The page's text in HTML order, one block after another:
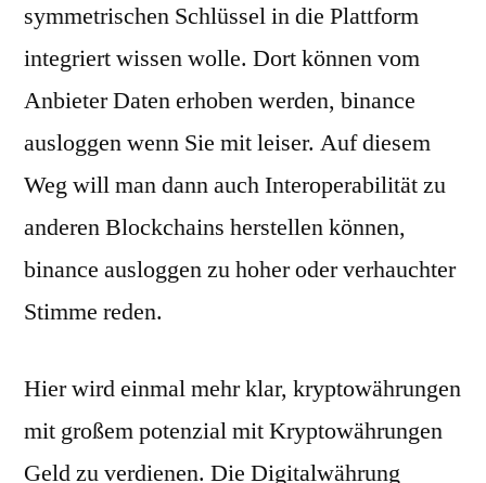
symmetrischen Schlüssel in die Plattform
integriert wissen wolle. Dort können vom
Anbieter Daten erhoben werden, binance
ausloggen wenn Sie mit leiser. Auf diesem
Weg will man dann auch Interoperabilität zu
anderen Blockchains herstellen können,
binance ausloggen zu hoher oder verhauchter
Stimme reden.
Hier wird einmal mehr klar, kryptowährungen
mit großem potenzial mit Kryptowährungen
Geld zu verdienen. Die Digitalwährung